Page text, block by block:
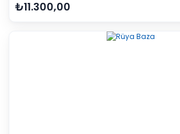
₺11.300,00